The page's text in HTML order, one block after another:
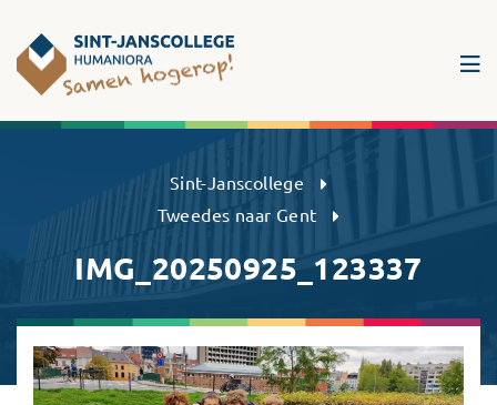
Sint-Janscollege Humaniora
Sint-Janscollege
Tweedes naar Gent
IMG_20250925_123337